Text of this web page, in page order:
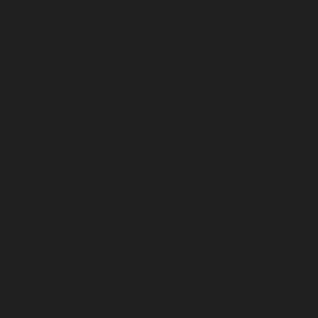
crvenom bikiniju: ''Reći ću djeci